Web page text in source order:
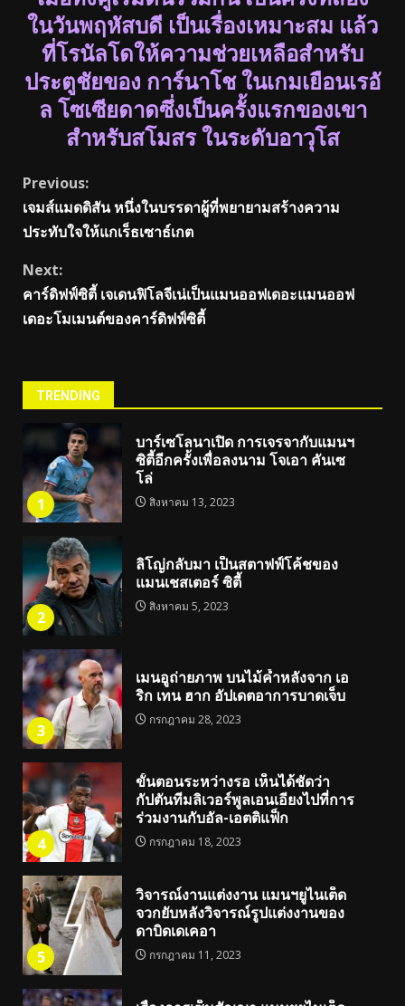
ในวันพฤหัสบดี เป็นเรื่องเหมาะสม แล้ว
ที่โรนัลโดให้ความช่วยเหลือสำหรับ
ประตูชัยของ การ์นาโช ในเกมเยือนเรอั
ล โซเซียดาดซึ่งเป็นครั้งแรกของเขา
สำหรับสโมสร ในระดับอาวุโส
Continue
Reading
Previous:
เจมส์แมดดิสัน หนึ่งในบรรดาผู้ที่พยายามสร้างความ
ประทับใจให้แกเร็ธเซาธ์เกต
Next:
คาร์ดิฟฟ์ซิตี้ เจเดนฟิโลจีเน่เป็นแมนออฟเดอะแมนออฟ
เดอะโมเมนต์ของคาร์ดิฟฟ์ซิตี้
TRENDING
1
บาร์เซโลนาเปิด การเจรจากับแมนฯ
ซิตี้อีกครั้งเพื่อลงนาม โจเอา คันเซ
โล่
สิงหาคม 13, 2023
2
ลิโญ่กลับมา เป็นสตาฟฟ์โค้ชของ
แมนเชสเตอร์ ซิตี้
สิงหาคม 5, 2023
3
เมนอูถ่ายภาพ บนไม้ค้ำหลังจาก เอ
ริก เทน ฮาก อัปเดตอาการบาดเจ็บ
กรกฎาคม 28, 2023
4
ขั้นตอนระหว่างรอ เห็นได้ชัดว่า
กัปตันทีมลิเวอร์พูลเอนเอียงไปที่การ
ร่วมงานกับอัล-เอตติแฟ็ก
กรกฎาคม 18, 2023
5
วิจารณ์งานแต่งงาน แมนฯยูไนเต็ด
จวกยับหลังวิจารณ์รูปแต่งงานของ
ดาบิดเดเคอา
กรกฎาคม 11, 2023